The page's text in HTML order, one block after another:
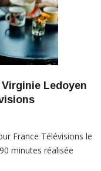
Ledoyen
France Télévisions le
minutes réalisée